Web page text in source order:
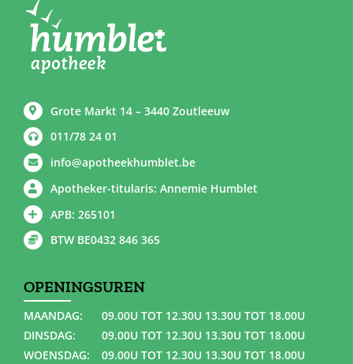
Grote Markt 14 – 3440 Zoutleeuw
011/78 24 01
info@apotheekhumblet.be
Apotheker-titularis: Annemie Humblet
APB: 265101
BTW BE0432 846 365
OPENINGSUREN
MAANDAG:
09.00U TOT 12.30U 13.30U TOT 18.00U
DINSDAG:
09.00U TOT 12.30U 13.30U TOT 18.00U
WOENSDAG:
09.00U TOT 12.30U 13.30U TOT 18.00U